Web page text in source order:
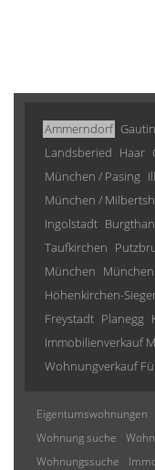
Ammerndorf
Landsberied Haar
München / Pasing
München /
Ingolstadt
Taufkirchen
München
Höhenkirchen-
Freystadt Planegg
Immobilienverkauf
Wohnungverkauf
Eigentumswohnungen
Wohnung suche
Wohnungssuche